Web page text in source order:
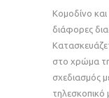
Κομοδίνο
διάφορες
στο χρώμα
σχεδιασμός
τηλεσκοπικό